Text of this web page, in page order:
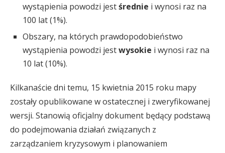
wystąpienia powodzi jestśrednie i wynosi raz na
100 lat (1%).
Obszary, na których prawdopodobieństwo
wystąpienia powodzi jestwysokie i wynosi raz na
10 lat (10%).
Kilkanaście dni temu, 15 kwietnia 2015 roku mapy
zostały opublikowane w ostatecznej i zweryfikowanej
wersji. Stanowią oficjalny dokument będący podstawą
do podejmowania działań związanych z
zarządzaniem kryzysowym i planowaniem